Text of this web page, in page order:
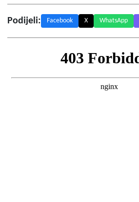
Podijeli: Facebook X WhatsApp